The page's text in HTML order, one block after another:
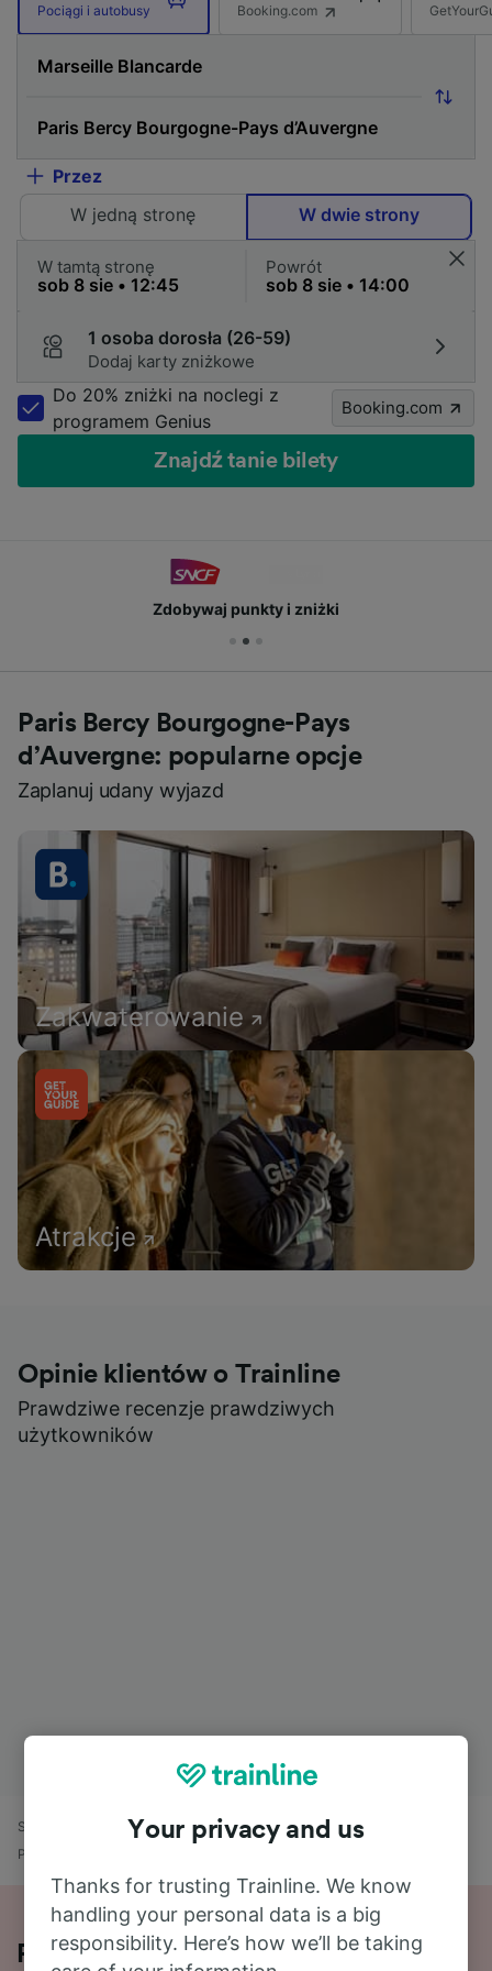
Pociągi i autobusy Booking.com
Przez
W jedną stronę
W dwie strony
W tamtą stronę Powrót
1 osoba dorosła (26-59)
Dodaj karty zniżkowe
Do 20% zniżki na noclegi z
programem Genius
Booking.com
Znajdź tanie bilety
Zdobywaj punkty i zniżki
Paris Bercy Bourgogne-Pays
d’Auvergne: popularne opcje
Zaplanuj udany wyjazd
Zakwaterowanie
Atrakcje
Opinie klientów o Trainline
Prawdziwe recenzje prawdziwych
użytkowników
Strona główna Rozkład jazdy pociągów
Marseille Blancarde -
Paris Bercy Bourgogne-Pays d’Auvergne
Podróż pociągiem relacji Marseille
Your privacy and us
Thanks for trusting Trainline. We know
handling your personal data is a big
responsibility. Here’s how we’ll be taking